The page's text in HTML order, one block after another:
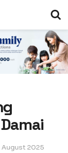
August 2025